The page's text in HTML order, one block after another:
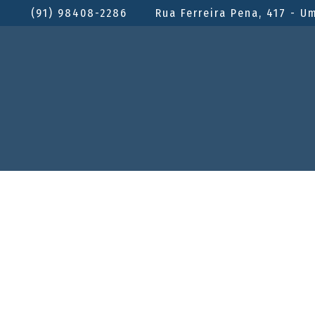
(91) 98408-2286 Rua Ferreira Pena, 417 -